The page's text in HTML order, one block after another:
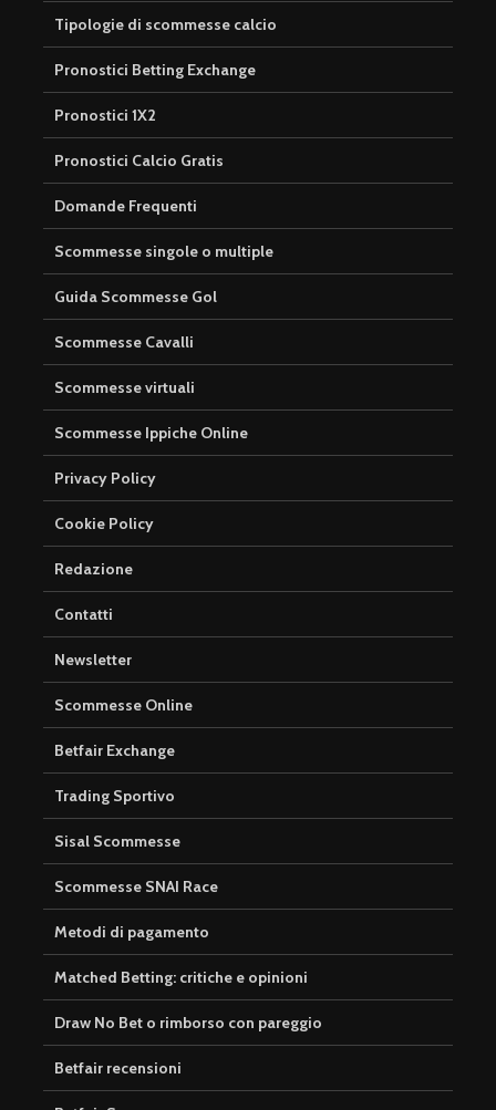
Tipologie di scommesse calcio
Pronostici Betting Exchange
Pronostici 1X2
Pronostici Calcio Gratis
Domande Frequenti
Scommesse singole o multiple
Guida Scommesse Gol
Scommesse Cavalli
Scommesse virtuali
Scommesse Ippiche Online
Privacy Policy
Cookie Policy
Redazione
Contatti
Newsletter
Scommesse Online
Betfair Exchange
Trading Sportivo
Sisal Scommesse
Scommesse SNAI Race
Metodi di pagamento
Matched Betting: critiche e opinioni
Draw No Bet o rimborso con pareggio
Betfair recensioni